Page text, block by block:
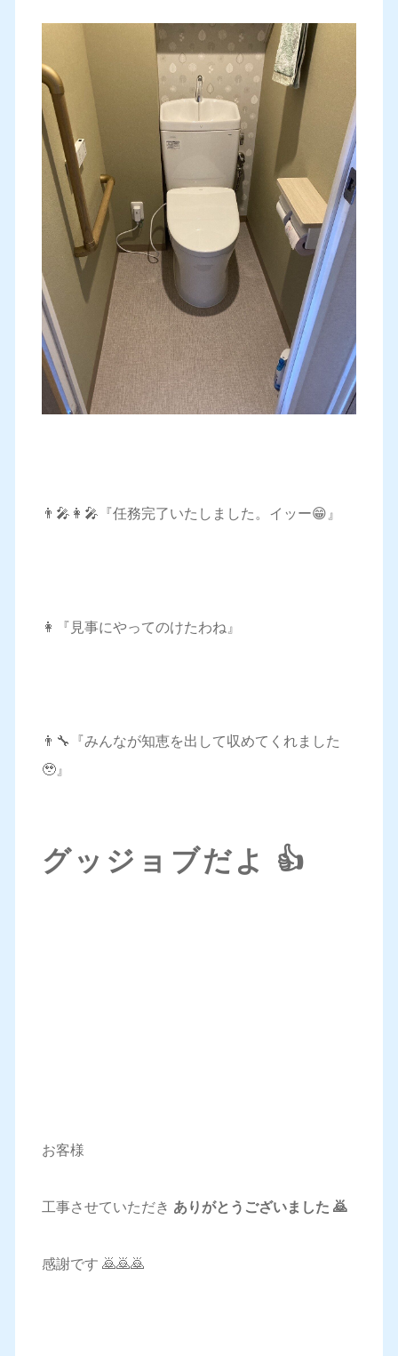
👨‍🎤👩‍🎤『任務完了いたしました。イッー😁』
👩『見事にやってのけたわね』
👨‍🔧『みんなが知恵を出して収めてくれました
🥹』
グッジョブだよ 👍
お客様
工事させていただき ありがとうございました 🙇
感謝です 🙇🙇🙇